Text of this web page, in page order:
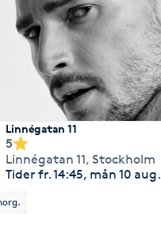
Linnégatan 11
5
Linnégatan 11, Stockholm
Tider fr. 14:45, mån 10 aug.